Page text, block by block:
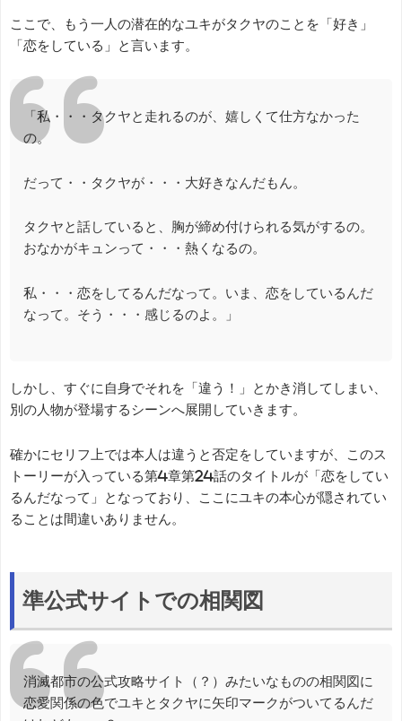
ここで、もう一人の潜在的なユキがタクヤのことを「好き」
「恋をしている」と言います。
「私・・・タクヤと走れるのが、嬉しくて仕方なかった
の。
だって・・タクヤが・・・大好きなんだもん。
タクヤと話していると、胸が締め付けられる気がするの。
おなかがキュンって・・・熱くなるの。
私・・・恋をしてるんだなって。いま、恋をしているんだ
なって。そう・・・感じるのよ。」
しかし、すぐに自身でそれを「違う！」とかき消してしまい、
別の人物が登場するシーンへ展開していきます。
確かにセリフ上では本人は違うと否定をしていますが、このス
トーリーが入っている第4章第24話のタイトルが「恋をしてい
るんだなって」となっており、ここにユキの本心が隠されてい
ることは間違いありません。
準公式サイトでの相関図
消滅都市の公式攻略サイト（？）みたいなものの相関図に
恋愛関係の色でユキとタクヤに矢印マークがついてるんだ